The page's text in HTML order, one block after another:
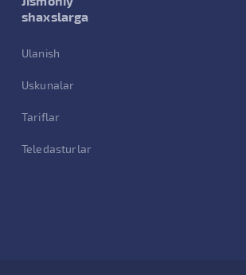
shaxslarga
Ulanish
Uskunalar
Tariflar
Teledasturlar